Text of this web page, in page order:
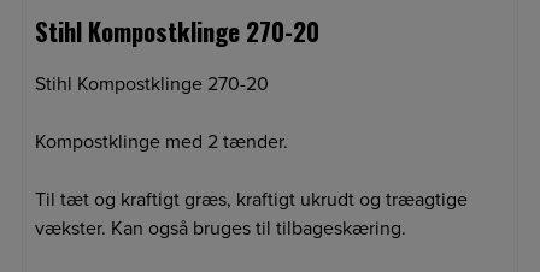
Stihl Kompostklinge 270-20
Stihl Kompostklinge 270-20
Kompostklinge med 2 tænder.
Til tæt og kraftigt græs, kraftigt ukrudt og træagtige
vækster. Kan også bruges til tilbageskæring.